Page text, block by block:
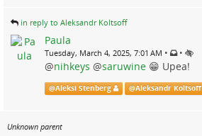
in reply to Aleksandr Koltsoff
Paula
Tuesday, March 4, 2025, 7:01 AM • •
@nihkeys @saruwine 😁 Upea!
@Aleksi Stenberg @Aleksandr Koltsoff
Unknown parent